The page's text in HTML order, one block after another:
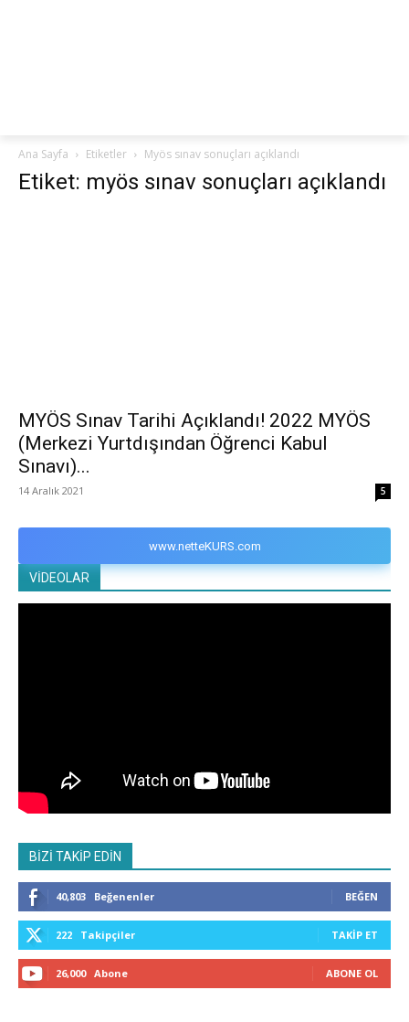
Ana Sayfa Etiketler Myös sınav sonuçları açıklandı
Etiket: myös sınav sonuçları açıklandı
MYÖS Sınav Tarihi Açıklandı! 2022 MYÖS
(Merkezi Yurtdışından Öğrenci Kabul
Sınavı)...
14 Aralık 2021 5
www.netteKURS.com
VİDEOLAR
BİZİ TAKİP EDİN
40,803 Beğenenler BEĞEN
222 Takipçiler TAKIP ET
26,000 Abone ABONE OL